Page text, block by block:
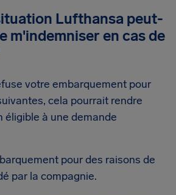
Lufthansa peut-
m'indemniser en cas de
votre embarquement pour
cela pourrait rendre
éligible à une demande
pour des raisons de
par la compagnie.